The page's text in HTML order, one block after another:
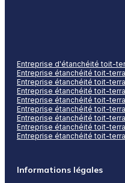
Entreprise d'étanchéité toit-
Entreprise étanchéité toit-
Entreprise étanchéité toit-
Entreprise étanchéité toit-
Entreprise étanchéité toit-
Entreprise étanchéité toit-
Entreprise étanchéité toit-
Entreprise étanchéité toit-
Entreprise étanchéité toit-
Informations légales